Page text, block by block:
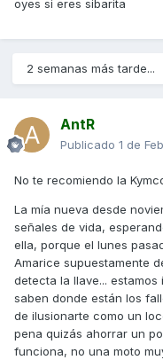
oyes si eres sibarita
2 semanas más tarde...
AntR
Publicado 1 de
No te recomiendo la
La mía nueva desde
señales de vida,
ella, porque el lunes
Amarice supuestamente
detecta la llave...
saben donde están los
de ilusionarte como un
pena quizás ahorrar un
funciona, no una moto